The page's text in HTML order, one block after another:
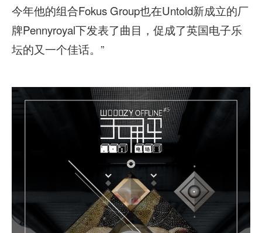
今年他的组合Fokus Group也在Untold新成立的厂
牌Pennyroyal下发表了曲目，促成了英国电子乐
坛的又一个佳话。”